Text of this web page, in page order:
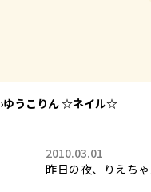
›ゆうこりん ☆ネイル☆
2010.03.01
昨日の夜、りえち